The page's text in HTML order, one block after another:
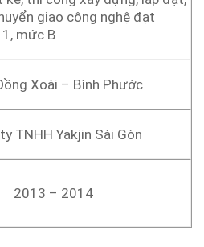
giao công nghệ đạt
mức B
Xoài – Bình Phước
TNHH Yakjin Sài Gòn
2013 – 2014